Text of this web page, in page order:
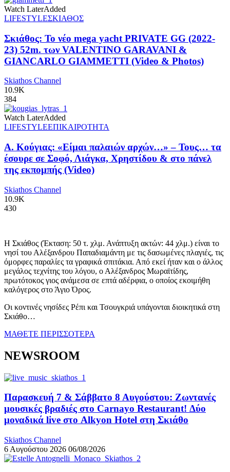
Watch LaterAdded
LIFESTYLEΣΚΙΑΘΟΣ
Σκιάθος: Το νέο mega yacht PRIVATE GG (2022-
23) 52m. των VALENTINO GARAVANI &
GIANCARLO GIAMMETTI (Video & Photos)
Skiathos Channel
10.9K
384
Watch LaterAdded
LIFESTYLEΕΠΙΚΑΙΡΟΤΗΤΑ
Α. Κούγιας: «Είμαι παλαιών αρχών…» – Τους… τα
έσουρε σε Σοφό, Λιάγκα, Χρηστίδου & στο πάνελ
της εκπομπής (Video)
Skiathos Channel
10.9K
430
Η Σκιάθος (Έκταση: 50 τ. χλμ. Ανάπτυξη ακτών: 44 χλμ.) είναι το
νησί του Αλέξανδρου Παπαδιαμάντη με τις δασωμένες πλαγιές, τις
όμορφες παραλίες τα γραφικά σπιτάκια. Από εκεί ήταν και ο άλλος
μεγάλος τεχνίτης του λόγου, ο Αλέξανδρος Μωραϊτίδης,
πρωτότοκος γιος ανάμεσα σε επτά αδέρφια, ο οποίος εκοιμήθη
καλόγερος στο Άγιο Όρος.
Οι κοντινές νησίδες Ρέπι και Τσουγκριά υπάγονται διοικητικά στη
Σκιάθο…
ΜΑΘΕΤΕ ΠΕΡΙΣΣΟΤΕΡΑ
NEWSROOM
Παρασκευή 7 & Σάββατο 8 Αυγούστου: Ζωντανές
μουσικές βραδιές στο Carnayo Restaurant! Δύο
μοναδικά live στο Alkyon Hotel στη Σκιάθο
Skiathos Channel
6 Αυγούστου 2026 06/08/2026